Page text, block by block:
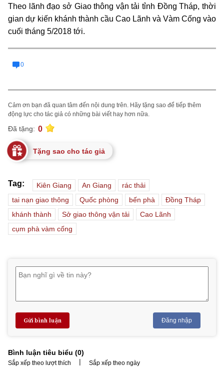
Theo lãnh đạo sở Giao thông vận tải tỉnh Đồng Tháp, thời
gian dự kiến khánh thành cầu Cao Lãnh và Vàm Cống vào
cuối tháng 5/2018 tới.
0
Cảm ơn bạn đã quan tâm đến nội dung trên. Hãy tặng sao để tiếp thêm
động lực cho tác giả có những bài viết hay hơn nữa.
Đã tặng: 0
Tặng sao cho tác giả
Tag: Kiên Giang An Giang
rác thải
tai nạn giao thông
Quốc phòng bến phà
Đồng Tháp
khánh thành
Sở giao thông vận tải
Cao Lãnh
cụm phà vàm cống
Gửi bình luận Đăng nhập
Bình luận tiêu biểu (0)
Sắp xếp theo lượt thích | Sắp xếp theo ngày